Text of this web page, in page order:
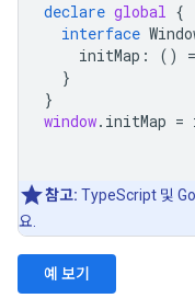
declare global {
interface
initMap : () =
}
}
window. initMap =
참고: TypeScript 및
요.
예 보기